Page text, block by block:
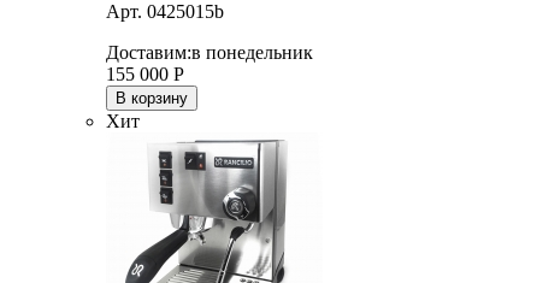
Арт. 0425015b
Доставим:в понедельник
155 000 Р
В корзину
Хит